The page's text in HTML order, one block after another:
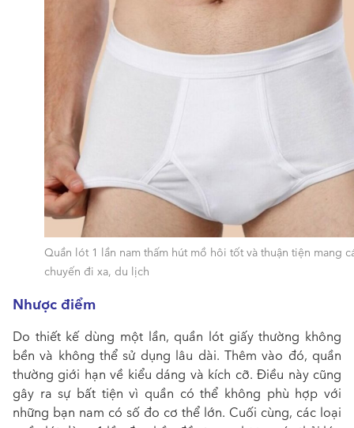
Quần lót 1 lần nam thấm hút mồ hôi tốt và thuận tiện mang
chuyến đi xa, du lịch
Nhược điểm
Do thiết kế dùng một lần, quần lót giấy thường không
bền và không thể sử dụng lâu dài. Thêm vào đó, quần
thường giới hạn về kiểu dáng và kích cỡ. Điều này cũng
gây ra sự bất tiện vì quần có thể không phù hợp với
những bạn nam có số đo cơ thể lớn. Cuối cùng, các loại